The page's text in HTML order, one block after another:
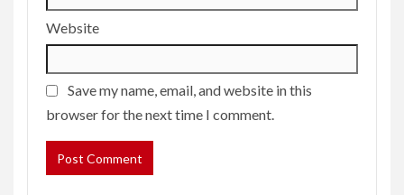
Website
Save my name, email, and website in this
browser for the next time I comment.